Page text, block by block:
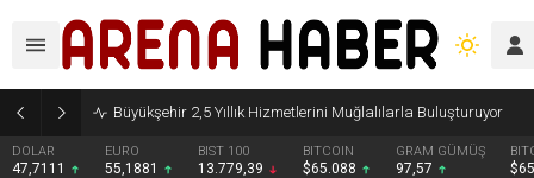
Büyükşehir 2,5 Yıllık Hizmetlerini Muğlalılarla Buluşturuyor
DOLAR
47,7111
EURO
55,1881
BIST 100
13.779,39
BITCOIN
$65.088
GRAM GÜMÜŞ
97,57